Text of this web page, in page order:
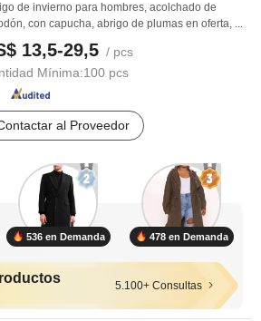
de invierno para hombres, acolchado de
con capucha, abrigo de plumas en oferta, ...
13,5-29,5 / pcs
Mínima:100 pcs
al Proveedor
536 en Demanda 478 en Demanda
5.100+ Consultas